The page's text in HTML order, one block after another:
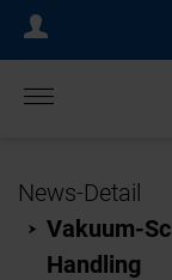
Login Menu
News-Detail
Vakuum-
Handling